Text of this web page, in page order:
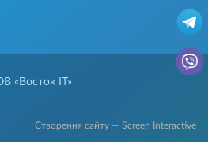
«Восток IT»
Створення сайту — Screen Interactive